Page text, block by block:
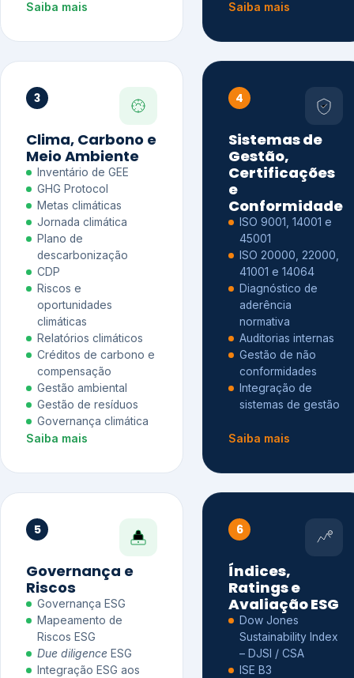
Saiba mais
Saiba mais
3
Clima, Carbono e
Meio Ambiente
Inventário de GEE
GHG Protocol
Metas climáticas
Jornada climática
Plano de
descarbonização
CDP
Riscos e
oportunidades
climáticas
Relatórios climáticos
Créditos de carbono e
compensação
Gestão ambiental
Gestão de resíduos
Governança climática
Saiba mais
4
Sistemas de
Gestão,
Certificações
e
Conformidade
ISO 9001, 14001 e
45001
ISO 20000, 22000,
41001 e 14064
Diagnóstico de
aderência
normativa
Auditorias internas
Gestão de não
conformidades
Integração de
sistemas de gestão
Saiba mais
5
Governança e
Riscos
Governança ESG
Mapeamento de
Riscos ESG
Due diligence ESG
Integração ESG aos
6
Índices,
Ratings e
Avaliação ESG
Dow Jones
Sustainability Index
– DJSI / CSA
ISE B3